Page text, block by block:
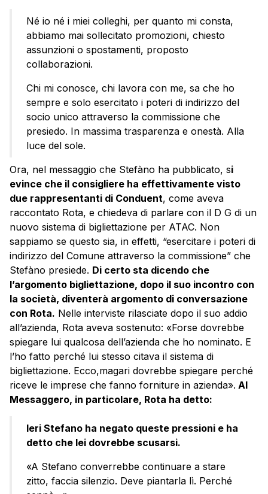
Né io né i miei colleghi, per quanto mi consta,
abbiamo mai sollecitato promozioni, chiesto
assunzioni o spostamenti, proposto
collaborazioni.
Chi mi conosce, chi lavora con me, sa che ho
sempre e solo esercitato i poteri di indirizzo del
socio unico attraverso la commissione che
presiedo. In massima trasparenza e onestà. Alla
luce del sole.
Ora, nel messaggio che Stefàno ha pubblicato, si
evince che il consigliere ha effettivamente visto
due rappresentanti di Conduent, come aveva
raccontato Rota, e chiedeva di parlare con il D G di un
nuovo sistema di bigliettazione per ATAC. Non
sappiamo se questo sia, in effetti, “esercitare i poteri di
indirizzo del Comune attraverso la commissione” che
Stefàno presiede. Di certo sta dicendo che
l’argomento bigliettazione, dopo il suo incontro con
la società, diventerà argomento di conversazione
con Rota. Nelle interviste rilasciate dopo il suo addio
all’azienda, Rota aveva sostenuto: «Forse dovrebbe
spiegare lui qualcosa dell’azienda che ho nominato. E
l’ho fatto perché lui stesso citava il sistema di
bigliettazione. Ecco,magari dovrebbe spiegare perché
riceve le imprese che fanno forniture in azienda». Al
Messaggero, in particolare, Rota ha detto:
Ieri Stefano ha negato queste pressioni e ha
detto che lei dovrebbe scusarsi.
«A Stefano converrebbe continuare a stare
zitto, faccia silenzio. Deve piantarla lì. Perché